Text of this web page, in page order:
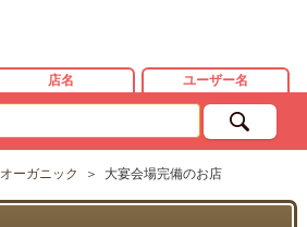
店名 ユーザー名
オーガニック ＞ 大宴会場完備のお店